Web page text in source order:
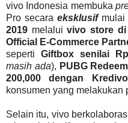
vivo Indonesia membuka
Pro secaraeksklusifmulai
2019 melaluivivo store di
Official E-Commerce
seperti Giftbox senilai
masih ada), PUBG
200,000 dengan Kredivo
konsumen yang melakukan
Selain itu, vivo